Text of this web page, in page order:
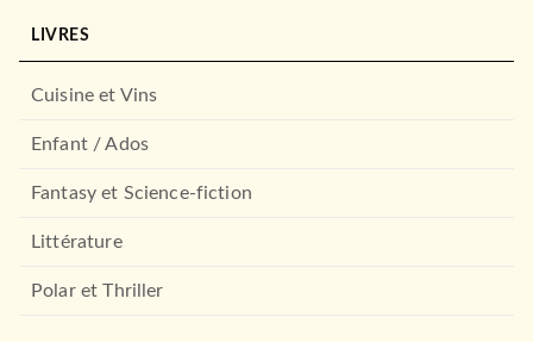
LIVRES
Cuisine et Vins
Enfant / Ados
Fantasy et Science-fiction
Littérature
Polar et Thriller